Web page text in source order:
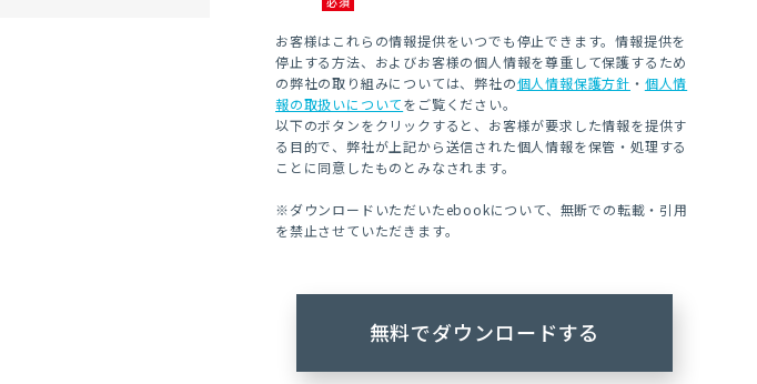
お客様はこれらの情報提供をいつでも停止できます。情報提供を
停止する方法、およびお客様の個人情報を尊重して保護するため
の弊社の取り組みについては、弊社の個人情報保護方針 ・ 個人情
報の取扱いについてをご覧ください。
以下のボタンをクリックすると、お客様が要求した情報を提供す
る目的で、弊社が上記から送信された個人情報を保管・処理する
ことに同意したものとみなされます。
※ダウンロードいただいたebookについて、無断での転載・引用
を禁止させていただきます。